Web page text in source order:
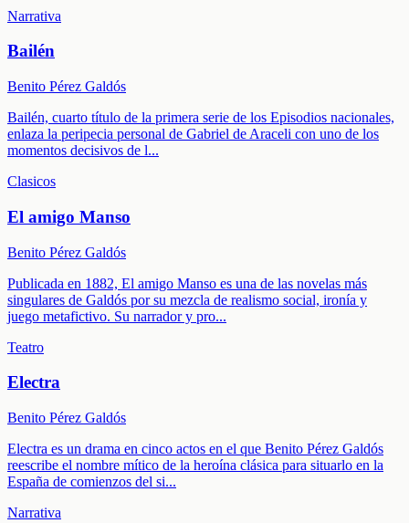
Narrativa
Bailén
Benito Pérez Galdós
Bailén, cuarto título de la primera serie de los Episodios nacionales,
enlaza la peripecia personal de Gabriel de Araceli con uno de los
momentos decisivos de l...
Clasicos
El amigo Manso
Benito Pérez Galdós
Publicada en 1882, El amigo Manso es una de las novelas más
singulares de Galdós por su mezcla de realismo social, ironía y
juego metafictivo. Su narrador y pro...
Teatro
Electra
Benito Pérez Galdós
Electra es un drama en cinco actos en el que Benito Pérez Galdós
reescribe el nombre mítico de la heroína clásica para situarlo en la
España de comienzos del si...
Narrativa